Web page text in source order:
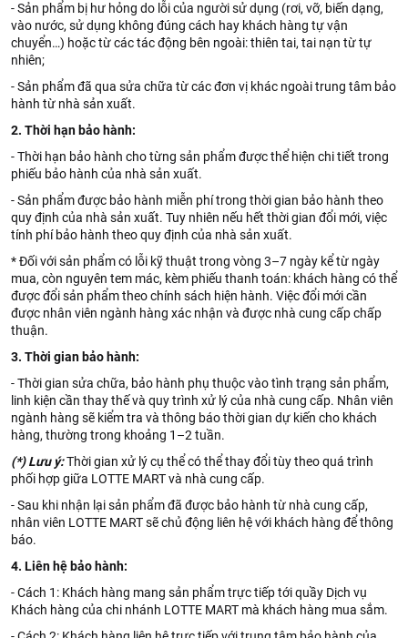
- Sản phẩm bị hư hỏng do lỗi của người sử dụng (rơi, vỡ, biến dạng,
vào nước, sử dụng không đúng cách hay khách hàng tự vận
chuyển…) hoặc từ các tác động bên ngoài: thiên tai, tai nạn từ tự
nhiên;
- Sản phẩm đã qua sửa chữa từ các đơn vị khác ngoài trung tâm bảo
hành từ nhà sản xuất.
2. Thời hạn bảo hành:
- Thời hạn bảo hành cho từng sản phẩm được thể hiện chi tiết trong
phiếu bảo hành của nhà sản xuất.
- Sản phẩm được bảo hành miễn phí trong thời gian bảo hành theo
quy định của nhà sản xuất. Tuy nhiên nếu hết thời gian đổi mới, việc
tính phí bảo hành theo quy định của nhà sản xuất.
* Đối với sản phẩm có lỗi kỹ thuật trong vòng 3–7 ngày kể từ ngày
mua, còn nguyên tem mác, kèm phiếu thanh toán: khách hàng có thể
được đổi sản phẩm theo chính sách hiện hành. Việc đổi mới cần
được nhân viên ngành hàng xác nhận và được nhà cung cấp chấp
thuận.
3. Thời gian bảo hành:
- Thời gian sửa chữa, bảo hành phụ thuộc vào tình trạng sản phẩm,
linh kiện cần thay thế và quy trình xử lý của nhà cung cấp. Nhân viên
ngành hàng sẽ kiểm tra và thông báo thời gian dự kiến cho khách
hàng, thường trong khoảng 1–2 tuần.
(*) Lưu ý:Thời gian xử lý cụ thể có thể thay đổi tùy theo quá trình
phối hợp giữa LOTTE MART và nhà cung cấp.
- Sau khi nhận lại sản phẩm đã được bảo hành từ nhà cung cấp,
nhân viên LOTTE MART sẽ chủ động liên hệ với khách hàng để thông
báo.
4. Liên hệ bảo hành:
- Cách 1: Khách hàng mang sản phẩm trực tiếp tới quầy Dịch vụ
Khách hàng của chi nhánh LOTTE MART mà khách hàng mua sắm.